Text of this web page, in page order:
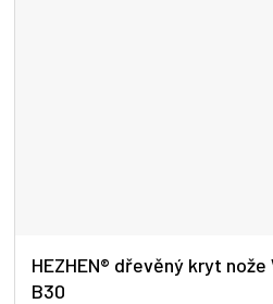
HEZHEN® dřevěný kryt nože
B30